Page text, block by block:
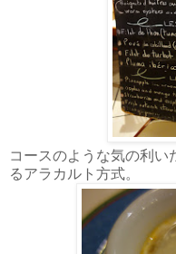
コースのような気の利い
るアラカルト方式。